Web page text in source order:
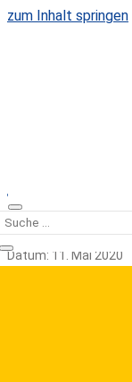
zum Inhalt springen
Datum: 11. Mai 2020
Die
Gründerin des